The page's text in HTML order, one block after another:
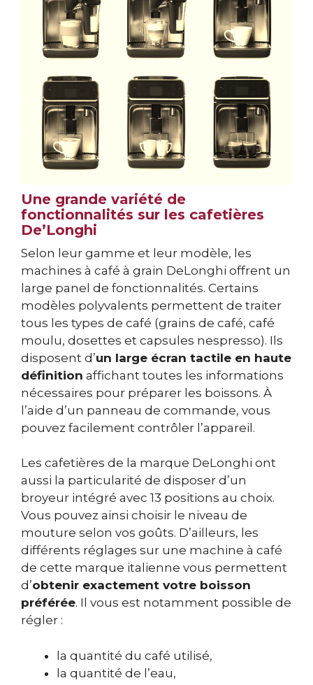
Une grande variété de
fonctionnalités sur les cafetières
De’Longhi
Selon leur gamme et leur modèle, les
machines à café à grain DeLonghi offrent un
large panel de fonctionnalités. Certains
modèles polyvalents permettent de traiter
tous les types de café (grains de café, café
moulu, dosettes et capsules nespresso). Ils
disposent d’un large écran tactile en haute
définition affichant toutes les informations
nécessaires pour préparer les boissons. À
l’aide d’un panneau de commande, vous
pouvez facilement contrôler l’appareil.
Les cafetières de la marque DeLonghi ont
aussi la particularité de disposer d’un
broyeur intégré avec 13 positions au choix.
Vous pouvez ainsi choisir le niveau de
mouture selon vos goûts. D’ailleurs, les
différents réglages sur une machine à café
de cette marque italienne vous permettent
d’obtenir exactement votre boisson
préférée. Il vous est notamment possible de
régler :
la quantité du café utilisé,
la quantité de l’eau,